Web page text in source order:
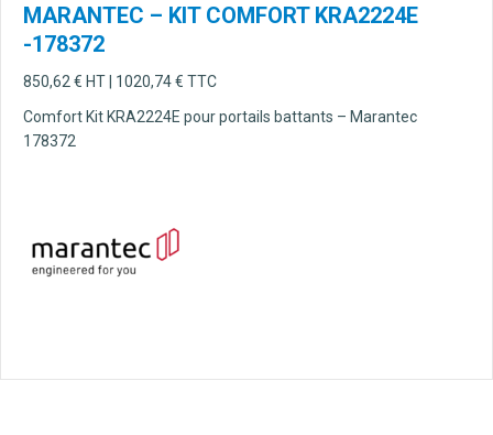
MARANTEC – KIT COMFORT KRA2224E
-178372
850,62 € HT | 1020,74€ TTC
Comfort Kit KRA2224E pour portails battants – Marantec
178372